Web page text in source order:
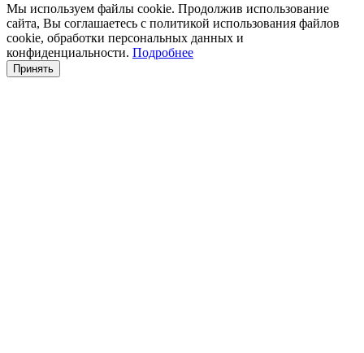
Мы используем файлы cookie. Продолжив использование
сайта, Вы соглашаетесь с политикой использования файлов
cookie, обработки персональных данных и
конфиденциальности. Подробнее
Принять